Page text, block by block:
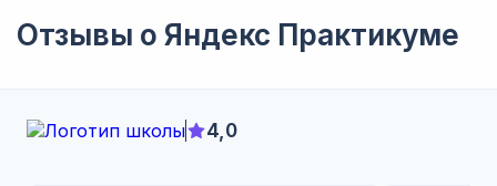
Отзывы о Яндекс Практикуме
4,0